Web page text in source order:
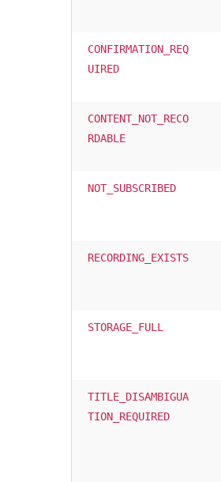
CONFIRMATION_REQ
UIRED
CONTENT_NOT_RECO
RDABLE
NOT_SUBSCRIBED
RECORDING_EXISTS
STORAGE_FULL
TITLE_DISAMBIGUA
TION_REQUIRED